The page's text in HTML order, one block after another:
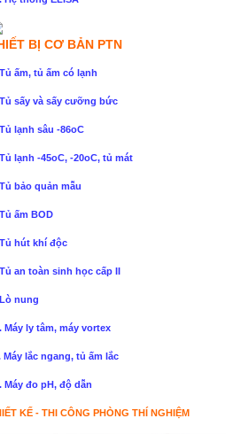
BỊ CƠ BẢN PTN
ấm, tủ ấm có lạnh
sấy và sấy cưỡng bức
lạnh sâu -86oC
lạnh -45oC, -20oC, tủ mát
bảo quản mẫu
ấm BOD
hút khí độc
an toàn sinh học cấp II
nung
Máy ly tâm, máy vortex
Máy lắc ngang, tủ ấm lắc
Máy đo pH, độ dẫn
KẾ - THI CÔNG PHÒNG THÍ NGHIỆM